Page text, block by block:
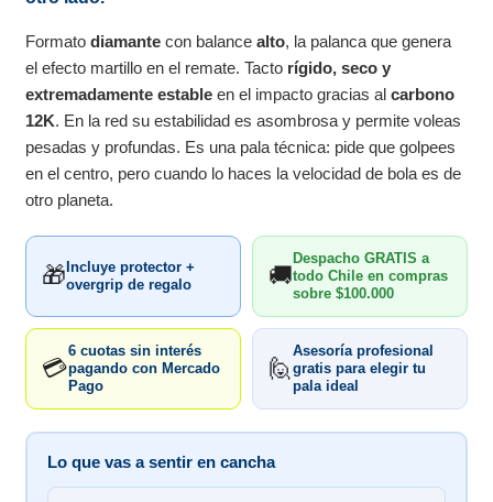
Formatodiamante con balancealto, la palanca que genera
el efecto martillo en el remate. Tacto rígido, seco y
extremadamente estable en el impacto gracias alcarbono
12K. En la red su estabilidad es asombrosa y permite voleas
pesadas y profundas. Es una pala técnica: pide que golpees
en el centro, pero cuando lo haces la velocidad de bola es de
otro planeta.
🎁 Incluye protector +
overgrip de regalo
🚚
Despacho GRATIS a
todo Chile en compras
sobre $100.000
💳
6 cuotas sin interés
pagando con Mercado
Pago
🙋
Asesoría profesional
gratis para elegir tu
pala ideal
Lo que vas a sentir en cancha